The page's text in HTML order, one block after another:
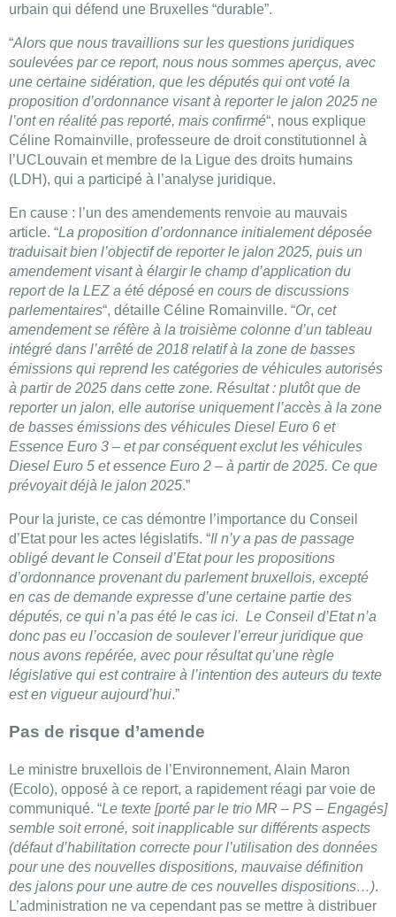
urbain qui défend une Bruxelles “durable”.
“Alors que nous travaillions sur les questions juridiques
soulevées par ce report, nous nous sommes aperçus, avec
une certaine sidération, que les députés qui ont voté la
proposition d’ordonnance visant à reporter le jalon 2025 ne
l’ont en réalité pas reporté, mais confirmé“, nous explique
Céline Romainville, professeure de droit constitutionnel à
l’UCLouvain et membre de la Ligue des droits humains
(LDH), qui a participé à l’analyse juridique.
En cause : l’un des amendements renvoie au mauvais
article. “La proposition d’ordonnance initialement déposée
traduisait bien l’objectif de reporter le jalon 2025, puis un
amendement visant à élargir le champ d’application du
report de la LEZ a été déposé en cours de discussions
parlementaires“, détaille Céline Romainville. “Or, cet
amendement se réfère à la troisième colonne d’un tableau
intégré dans l’arrêté de 2018 relatif à la zone de basses
émissions qui reprend les catégories de véhicules autorisés
à partir de 2025 dans cette zone. Résultat : plutôt que de
reporter un jalon, elle autorise uniquement l’accès à la zone
de basses émissions des véhicules Diesel Euro 6 et
Essence Euro 3 – et par conséquent exclut les véhicules
Diesel Euro 5 et essence Euro 2 – à partir de 2025. Ce que
prévoyait déjà le jalon 2025.”
Pour la juriste, ce cas démontre l’importance du Conseil
d’Etat pour les actes législatifs. “Il n’y a pas de passage
obligé devant le Conseil d’Etat pour les propositions
d’ordonnance provenant du parlement bruxellois, excepté
en cas de demande expresse d’une certaine partie des
députés, ce qui n’a pas été le cas ici. Le Conseil d’Etat n’a
donc pas eu l’occasion de soulever l’erreur juridique que
nous avons repérée, avec pour résultat qu’une règle
législative qui est contraire à l’intention des auteurs du texte
est en vigueur aujourd’hui.”
Pas de risque d’amende
Le ministre bruxellois de l’Environnement, Alain Maron
(Ecolo), opposé à ce report, a rapidement réagi par voie de
communiqué. “Le texte [porté par le trio MR – PS – Engagés]
semble soit erroné, soit inapplicable sur différents aspects
(défaut d’habilitation correcte pour l’utilisation des données
pour une des nouvelles dispositions, mauvaise définition
des jalons pour une autre de ces nouvelles dispositions…).
L’administration ne va cependant pas se mettre à distribuer